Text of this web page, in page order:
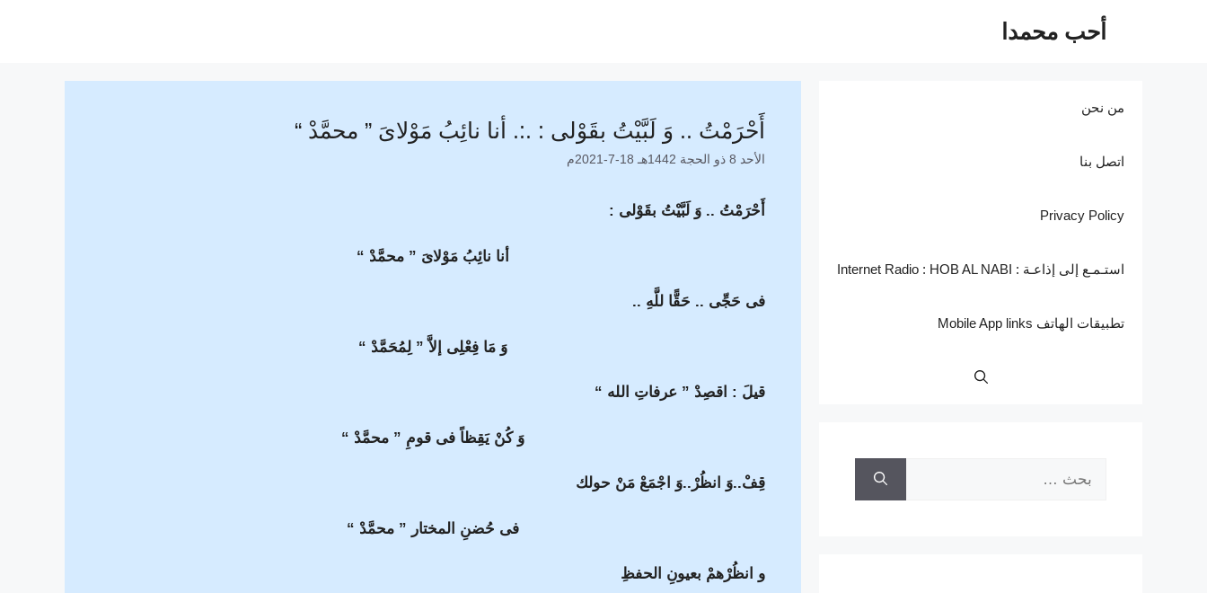
أحب محمدا
أَحْرَمْتُ .. وَ لَبَّيْتُ بقَوْلى : .:. أنا نائِبُ مَوْلاىَ ” محمَّدْ “
الأحد 8 ذو الحجة 1442هـ 18-7-2021م
أَحْرَمْتُ .. وَ لَبَّيْتُ بقَوْلى :
أنا نائِبُ مَوْلاىَ ” محمَّدْ “
فى حَجِّى .. حَقًّا للَّهِ ..
وَ مَا فِعْلِى إلاَّ ” لِمُحَمَّدْ “
قيلَ : اقصِدْ ” عرفاتِ الله “
وَ كُنْ يَقِظاً فى قومِ ” محمَّدْ “
قِفْ..وَ انظُرْ..وَ اجْمَعْ مَنْ حولك
فى حُضنِ المختار ” محمَّدْ “
و انظُرْهمْ بعيونِ الحفظِ
من نحن
اتصل بنا
Privacy Policy
استـمـع إلى إذاعـة : Internet Radio : HOB AL NABI
تطبيقات الهاتف Mobile App links
عن: